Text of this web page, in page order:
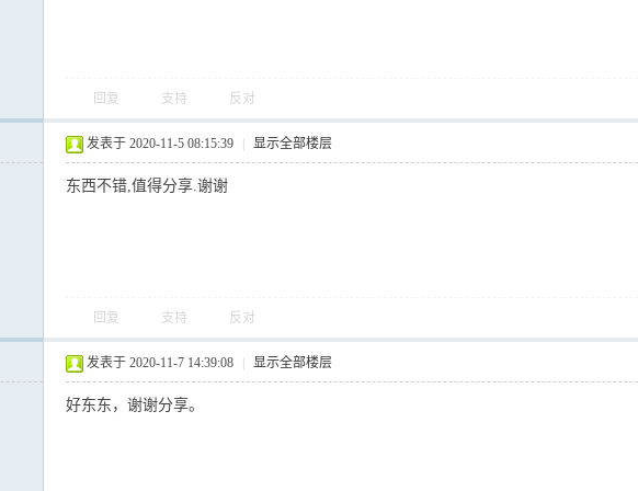
回复 支持 反对
发表于 2020-11-5 08:15:39 显示全部楼层
东西不错,值得分享.谢谢
回复 支持 反对
发表于 2020-11-7 14:39:08 显示全部楼层
好东东，谢谢分享。